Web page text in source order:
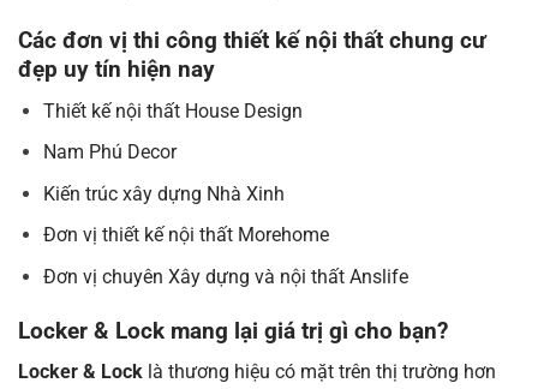
Các đơn vị thi công thiết kế nội thất chung cư
đẹp uy tín hiện nay
Thiết kế nội thất House Design
Nam Phú Decor
Kiến trúc xây dựng Nhà Xinh
Đơn vị thiết kế nội thất Morehome
Đơn vị chuyên Xây dựng và nội thất Anslife
Locker & Lock mang lại giá trị gì cho bạn?
Locker & Lock là thương hiệu có mặt trên thị trường hơn